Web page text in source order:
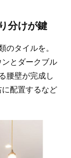
分けが鍵
タイルを。
とダークブル
腰壁が完成し
配置するなど